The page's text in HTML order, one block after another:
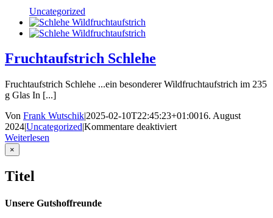
Uncategorized
Fruchtaufstrich Schlehe
Fruchtaufstrich Schlehe ...ein besonderer Wildfruchtaufstrich im 235
g Glas In [...]
Von Frank Wutschik|2025-02-10T22:45:23+01:0016. August
2024|Uncategorized|Kommentare deaktiviertfür
Weiterlesen
Close
product
view
×
Titel
Unsere Gutshoffreunde